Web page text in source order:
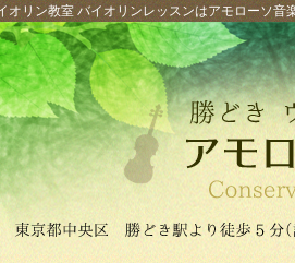
オリン教室 バイオリンレッスンはアモローソ